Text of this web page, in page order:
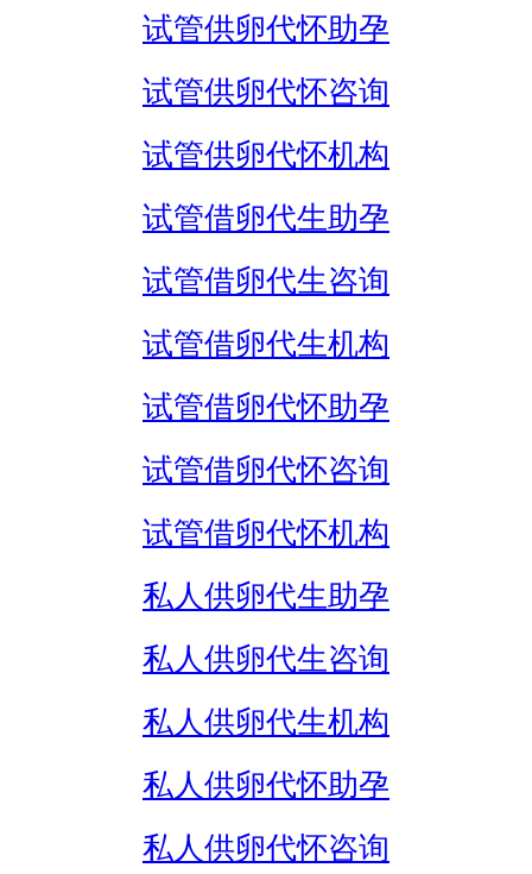
试管供卵代怀助孕
试管供卵代怀咨询
试管供卵代怀机构
试管借卵代生助孕
试管借卵代生咨询
试管借卵代生机构
试管借卵代怀助孕
试管借卵代怀咨询
试管借卵代怀机构
私人供卵代生助孕
私人供卵代生咨询
私人供卵代生机构
私人供卵代怀助孕
私人供卵代怀咨询